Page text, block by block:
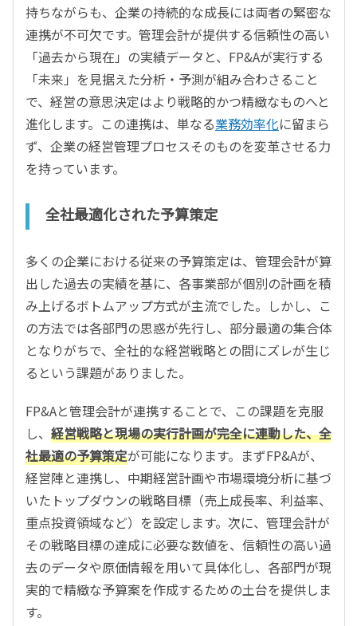
持ちながらも、企業の持続的な成長には両者の緊密な
連携が不可欠です。管理会計が提供する信頼性の高い
「過去から現在」の実績データと、FP&Aが実行する
「未来」を見据えた分析・予測が組み合わさること
で、経営の意思決定はより戦略的かつ精緻なものへと
進化します。この連携は、単なる業務効率化に留まら
ず、企業の経営管理プロセスそのものを変革させる力
を持っています。
全社最適化された予算策定
多くの企業における従来の予算策定は、管理会計が算
出した過去の実績を基に、各事業部が個別の計画を積
み上げるボトムアップ方式が主流でした。しかし、こ
の方法では各部門の思惑が先行し、部分最適の集合体
となりがちで、全社的な経営戦略との間にズレが生じ
るという課題がありました。
FP&Aと管理会計が連携することで、この課題を克服
し、 経営戦略と現場の実行計画が完全に連動した、全
社最適の予算策定が可能になります。まずFP&Aが、
経営陣と連携し、中期経営計画や市場環境分析に基づ
いたトップダウンの戦略目標（売上成長率、利益率、
重点投資領域など）を設定します。次に、管理会計が
その戦略目標の達成に必要な数値を、信頼性の高い過
去のデータや原価情報を用いて具体化し、各部門が現
実的で精緻な予算案を作成するための土台を提供しま
す。